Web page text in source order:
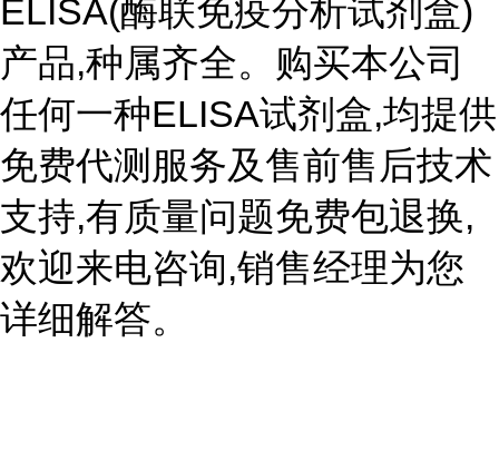
ELISA(酶联免疫分析试剂盒)
产品,种属齐全。购买本公司
任何一种ELISA试剂盒,均提供
免费代测服务及售前售后技术
支持,有质量问题免费包退换,
欢迎来电咨询,销售经理为您
详细解答。